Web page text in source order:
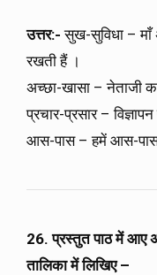
उत्तर:-सुख-सुविधा – माँ
रखती हैं ।
अच्छा-खासा – नेताजी
प्रचार-प्रसार –
आस-पास – हमें आस-पास
26. प्रस्तुत पाठ में आए
तालिका में लिखिए –